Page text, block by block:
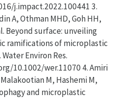
j.impact.2022.100441 3.
A, Othman MHD, Goh HH,
Beyond surface: unveiling
ramifications of microplastic
Environ Res.
10.1002/wer.11070 4. Amiri
M, Hashemi M,
and microplastic